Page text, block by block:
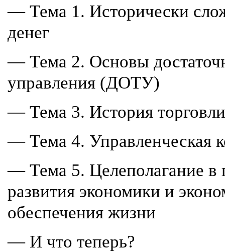
— Тема 1. Исторически
денег
— Тема 2. Основы
управления (ДОТУ)
— Тема 3. История
— Тема 4. Управленческая
— Тема 5. Целеполагание в
развития экономики и
обеспечения жизни
— И что теперь?